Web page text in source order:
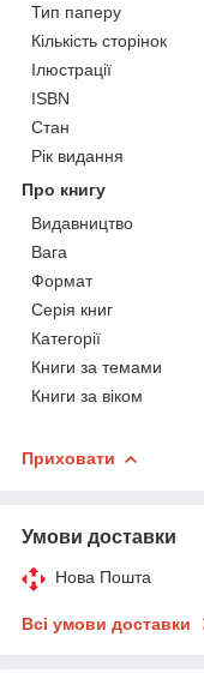
Тип паперу
Кількість сторінок
Ілюстрації
ISBN
Стан
Рік видання
Про книгу
Видавництво
Вага
Формат
Серія книг
Категорії
Книги за темами
Книги за віком
Приховати
Умови доставки
Нова Пошта
Всі умови доставки